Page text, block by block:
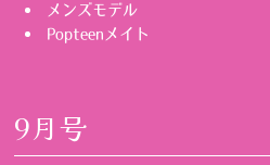
メンズモデル
Popteenメイト
9月号